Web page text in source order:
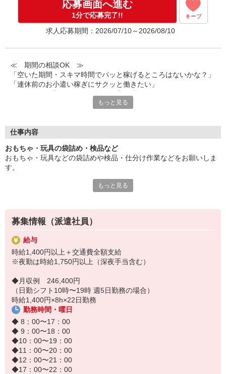
応募画面へ進む
1分で応募完了!! キープ
求人応募期間：2026/07/10～2026/08/10
≪ 期間の相談OK ≫
「空いた期間・スキマ時間でパッと稼げるところはないかな？」
「連休前のお小遣い稼ぎにサクッと働きたい」
1ヶ月以内の短期〜調整可能です。
プレゼントに選ばれるおもちゃ・玩具などを扱うお仕事です。
梱包や仕分けといった簡単なお仕事なので、
未経験者も無理なく始められます。
≪ 即金希望者は必見 ≫
そんなあなたは、日払いはいかがですか？
その他、週払い・月払いも可能です。
もっと見る
仕事内容
おもちゃ・玩具の袋詰め・検品など
おもちゃ・玩具などの袋詰めや検品・仕分け作業などをお願いしま
す。
↓
表示された棚にしまって完了
≪ 袋詰め ≫
商品の管理表を確認
↓
↓
指定の場所に置いて完了
誰でもスグできる簡単なお仕事なので
しっかり稼げます♪未経験の方も大歓迎！
お気軽にご応募ください◎
※登録制のため、応募のタイミングによってはご紹介可能な案件が
異なります。。
もっと見る
募集情報（派遣社員）
給与
時給1,400円以上＋交通費全額支給
※夜勤は時給1,750円以上（深夜手当含む）
◆月収例 246,400円
（日勤シフト10時〜19時 週5日勤務の場合）
時給1,400円×8h×22日勤務
勤務時間・曜日
◆ 8：00〜17：00
◆ 9：00〜18：00
◆10：00〜19：00
◆11：00〜20：00
◆12：00〜21：00
◆17：00〜22：00